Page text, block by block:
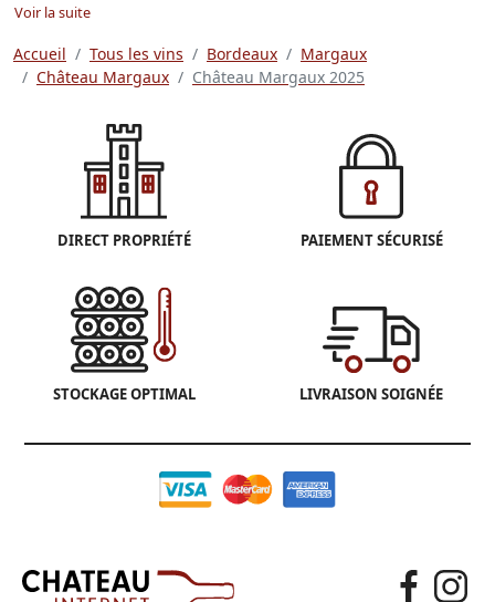
Voir la suite
Accueil Tous les vins Bordeaux
Margaux
Château Margaux
Château Margaux 2025
DIRECT PROPRIÉTÉ PAIEMENT SÉCURISÉ
STOCKAGE OPTIMAL LIVRAISON SOIGNÉE